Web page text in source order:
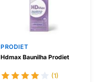
PRODIET
Hdmax Baunilha Prodiet
(1)